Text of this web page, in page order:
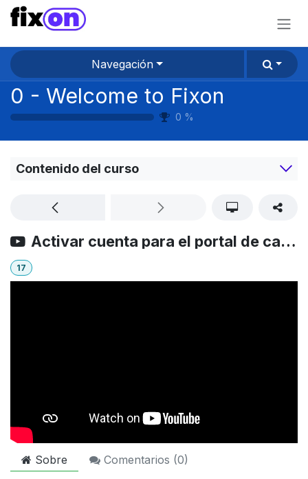
Ir al contenido
Navegación
0 - Welcome to Fixon
0 %
Contenido del curso
Activar cuenta para el portal de capacitaciones de Fixon
17
Sobre Comentarios (0)